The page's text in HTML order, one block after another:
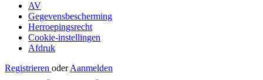
AV
Gegevensbescherming
Herroepingsrecht
Cookie-instellingen
Afdruk
Registrieren oder Aanmelden